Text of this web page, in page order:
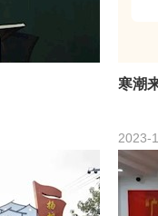
寒潮
2023-